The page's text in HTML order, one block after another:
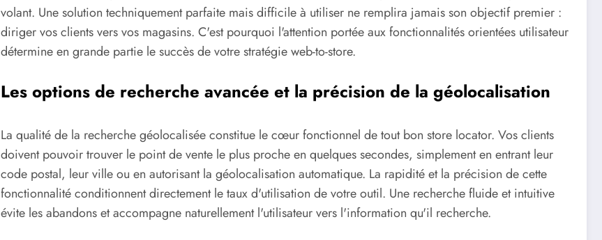
volant. Une solution techniquement parfaite mais difficile à utiliser ne remplira jamais son objectif premier :
diriger vos clients vers vos magasins. C'est pourquoi l'attention portée aux fonctionnalités orientées utilisateur
détermine en grande partie le succès de votre stratégie web-to-store.
Les options de recherche avancée et la précision de la géolocalisation
La qualité de la recherche géolocalisée constitue le cœur fonctionnel de tout bon store locator. Vos clients
doivent pouvoir trouver le point de vente le plus proche en quelques secondes, simplement en entrant leur
code postal, leur ville ou en autorisant la géolocalisation automatique. La rapidité et la précision de cette
fonctionnalité conditionnent directement le taux d'utilisation de votre outil. Une recherche fluide et intuitive
évite les abandons et accompagne naturellement l'utilisateur vers l'information qu'il recherche.